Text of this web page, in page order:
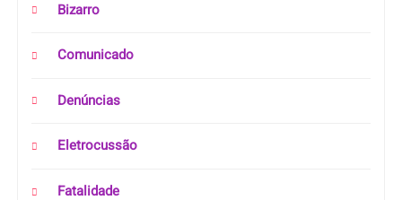
Bizarro
Comunicado
Denúncias
Eletrocussão
Fatalidade